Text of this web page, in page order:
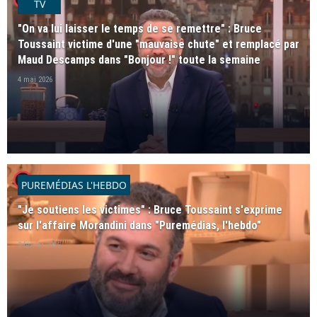
TV
"On va lui laisser le temps de se remettre" : Bruce
Toussaint victime d'une "mauvaise chute" et remplacé par
Maud Descamps dans "Bonjour !" toute la semaine
4 mai 2026
player2PUREMÉDIAS L'HEBDO
"Je soutiens les victimes" : Bruce Toussaint s'exprime
sur l'affaire Morandini dans "Puremédias, l'hebdo"
2 février 2026